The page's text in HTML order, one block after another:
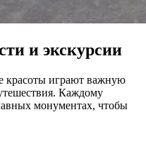
и экскурсии
красоты играют важную
Каждому
монументах, чтобы